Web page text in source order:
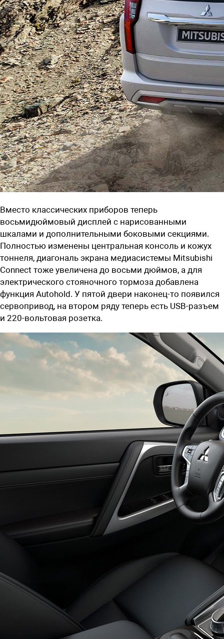
Вместо классических приборов теперь
восьмидюймовый дисплей с нарисованными
шкалами и дополнительными боковыми секциями.
Полностью изменены центральная консоль и кожух
тоннеля, диагональ экрана медиасистемы Mitsubishi
Connect тоже увеличена до восьми дюймов, а для
электрического стояночного тормоза добавлена
функция Autohold. У пятой двери наконец-то появился
сервопривод, на втором ряду теперь есть USB-разъем
и 220-вольтовая розетка.